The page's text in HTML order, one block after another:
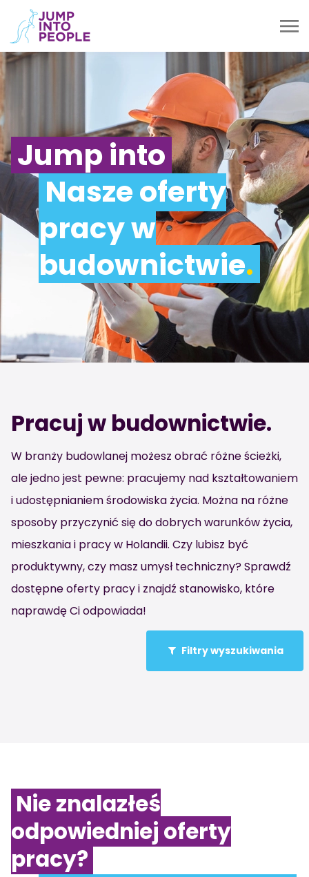
Jump into
Nasze oferty
pracy w
budownictwie.
Pracuj w budownictwie.
W branży budowlanej możesz obrać różne ścieżki,
ale jedno jest pewne: pracujemy nad kształtowaniem
i udostępnianiem środowiska życia. Można na różne
sposoby przyczynić się do dobrych warunków życia,
mieszkania i pracy w Holandii. Czy lubisz być
produktywny, czy masz umysł techniczny? Sprawdź
dostępne oferty pracy i znajdź stanowisko, które
naprawdę Ci odpowiada!
Filtry wyszukiwania
Nie znalazłeś
odpowiedniej oferty
pracy?